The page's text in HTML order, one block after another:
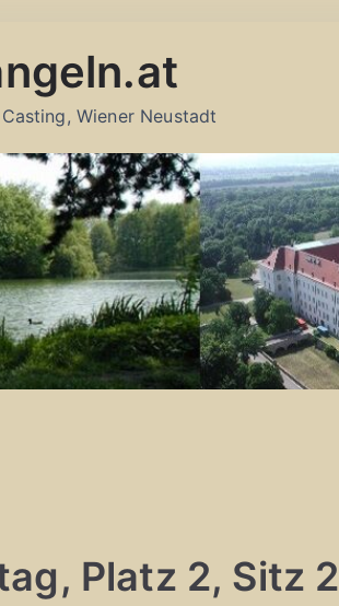
Wiener Neustadt
Platz 2, Sitz 2